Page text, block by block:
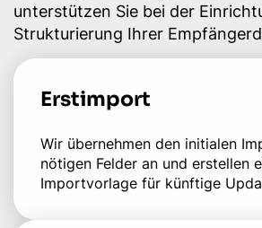
unterstützen Sie bei der
Strukturierung Ihrer
Erstimport
Wir übernehmen den initialen
nötigen Felder an und erstellen
Importvorlage für künftige